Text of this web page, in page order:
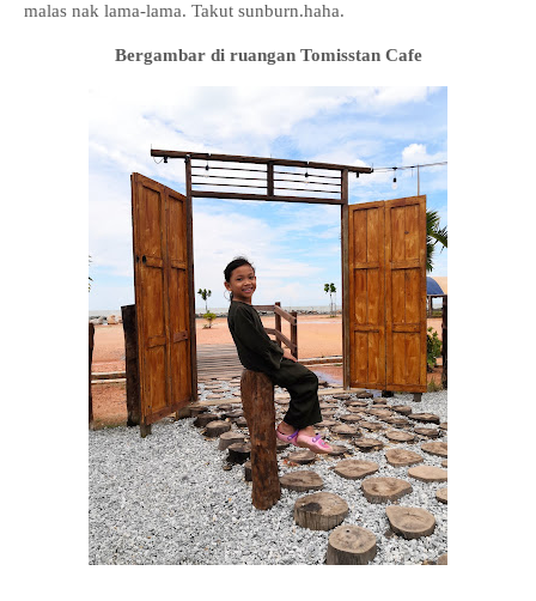
malas nak lama-lama. Takut sunburn.haha.
Bergambar di ruangan Tomisstan Cafe